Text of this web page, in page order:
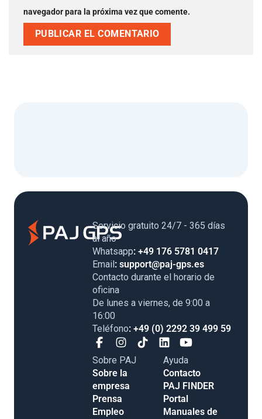
navegador para la próxima vez que comente.
Servicio gratuito 24/7 - 365 días
al año
Whatsapp: +49 176 5781 0417
Email: support@paj-gps.es
Contacto durante el horario de
oficina
De lunes a viernes, de 9:00 a
16:00
Teléfono: +49 (0) 2292 39 499 59
Sobre PAJ
Sobre la
empresa
Prensa
Empleo
Ayuda
Contacto
PAJ FINDER
Portal
Manuales de